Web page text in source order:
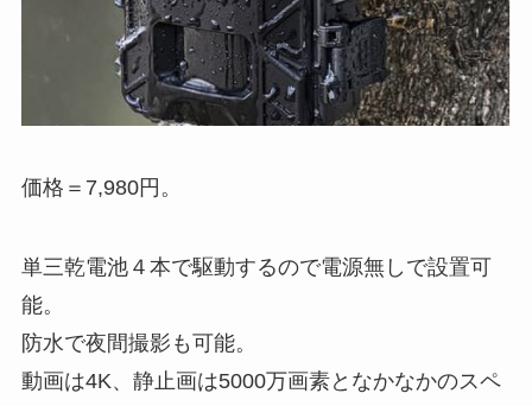
価格＝7,980円。
単三乾電池４本で駆動するので電源無しで設置可
能。
防水で夜間撮影も可能。
動画は4K、静止画は5000万画素となかなかのスペ